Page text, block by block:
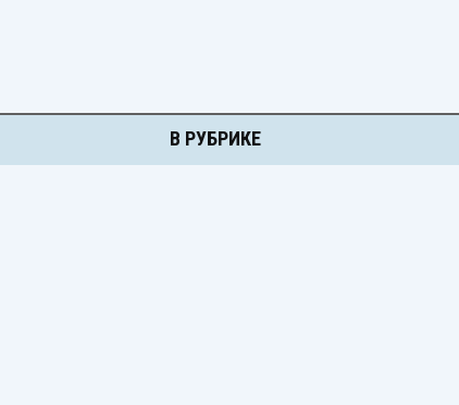
В РУБРИКЕ